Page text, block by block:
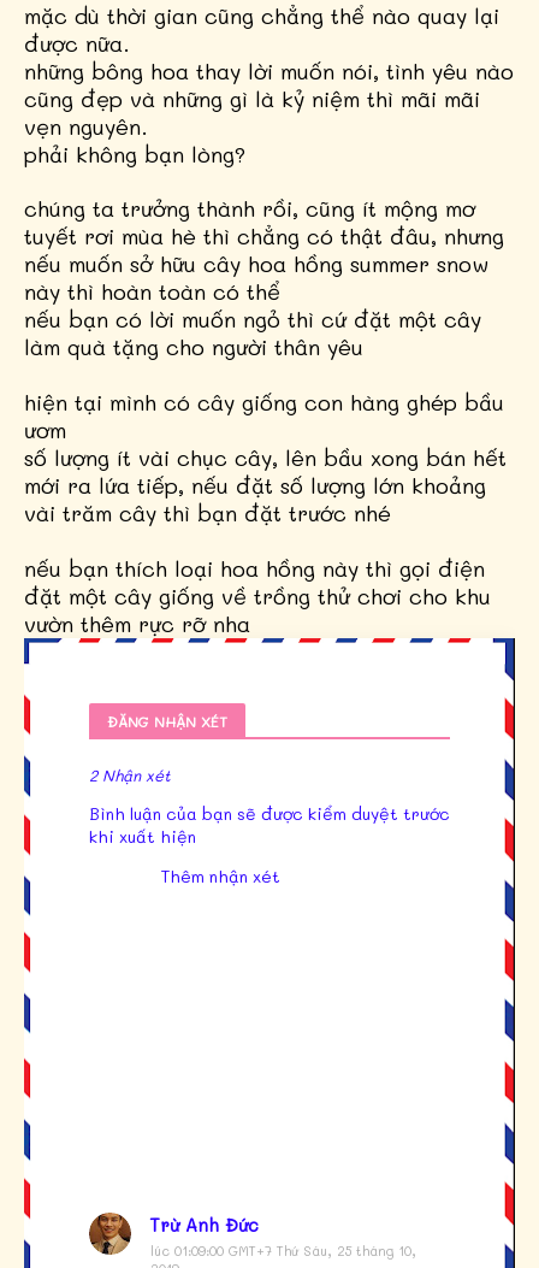
mặc dù thời gian cũng chẳng thể nào quay lại
được nữa.
những bông hoa thay lời muốn nói, tình yêu nào
cũng đẹp và những gì là kỷ niệm thì mãi mãi
vẹn nguyên.
phải không bạn lòng?
chúng ta trưởng thành rồi, cũng ít mộng mơ
tuyết rơi mùa hè thì chẳng có thật đâu, nhưng
nếu muốn sở hữu cây hoa hồng summer snow
này thì hoàn toàn có thể
nếu bạn có lời muốn ngỏ thì cứ đặt một cây
làm quà tặng cho người thân yêu
hiện tại mình có cây giống con hàng ghép bầu
ươm
số lượng ít vài chục cây, lên bầu xong bán hết
mới ra lứa tiếp, nếu đặt số lượng lớn khoảng
vài trăm cây thì bạn đặt trước nhé
nếu bạn thích loại hoa hồng này thì gọi điện
đặt một cây giống về trồng thử chơi cho khu
vườn thêm rực rỡ nha
ĐĂNG NHẬN XÉT
2 Nhận xét
Bình luận của bạn sẽ được kiểm duyệt trước
khi xuất hiện
Thêm nhận xét
Trừ Anh Đức
lúc 01:09:00 GMT+7 Thứ Sáu, 25 tháng 10,